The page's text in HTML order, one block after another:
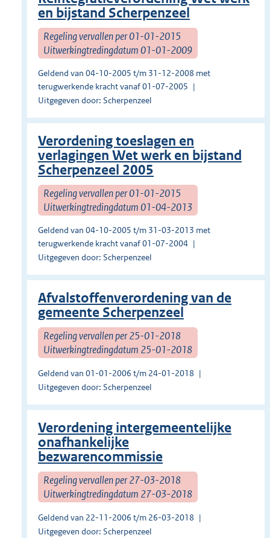
en bijstand Scherpenzeel
Regeling vervallen per 01-01-2015
Uitwerkingtredingdatum 01-01-2009
Geldend van 04-10-2005 t/m 31-12-2008 met
terugwerkende kracht vanaf 01-07-2005
Uitgegeven door: Scherpenzeel
Verordening toeslagen en
verlagingen Wet werk en bijstand
Scherpenzeel 2005
Regeling vervallen per 01-01-2015
Uitwerkingtredingdatum 01-04-2013
Geldend van 04-10-2005 t/m 31-03-2013 met
terugwerkende kracht vanaf 01-07-2004
Uitgegeven door: Scherpenzeel
Afvalstoffenverordening van de
gemeente Scherpenzeel
Regeling vervallen per 25-01-2018
Uitwerkingtredingdatum 25-01-2018
Geldend van 01-01-2006 t/m 24-01-2018
Uitgegeven door: Scherpenzeel
Verordening intergemeentelijke
onafhankelijke
bezwarencommissie
Regeling vervallen per 27-03-2018
Uitwerkingtredingdatum 27-03-2018
Geldend van 22-11-2006 t/m 26-03-2018
Uitgegeven door: Scherpenzeel